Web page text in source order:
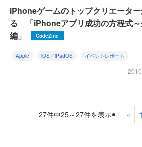
iPhoneゲームのトップクリエータ
る 「iPhoneアプリ成功の方程式
編」
CodeZine
Apple iOS／iPadOS イベントレポート
27件中25～27件を表示 « 1